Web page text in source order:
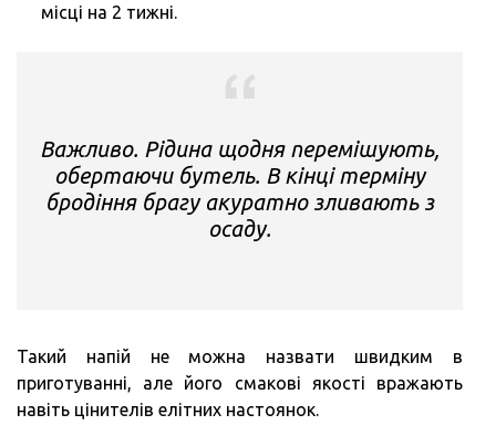
місці на 2 тижні.
Важливо. Рідина щодня перемішують,
обертаючи бутель. В кінці терміну
бродіння брагу акуратно зливають з
осаду.
Такий напій не можна назвати швидким в
приготуванні, але його смакові якості вражають
навіть цінителів елітних настоянок.